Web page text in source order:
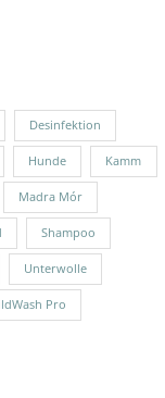
Desinfektion
Hunde Kamm
Madra Mór
Shampoo
Unterwolle
Pro